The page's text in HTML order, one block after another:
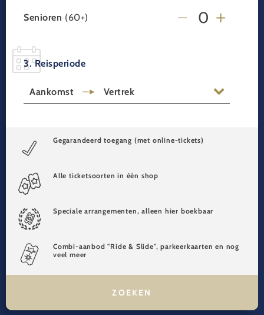
Senioren (60+)
3. Reisperiode
Aankomst Vertrek
Gegarandeerd toegang (met online-tickets)
Alle ticketsoorten in één shop
Speciale arrangementen, alleen hier boekbaar
Combi-aanbod "Ride & Slide", parkeerkaarten en nog
veel meer